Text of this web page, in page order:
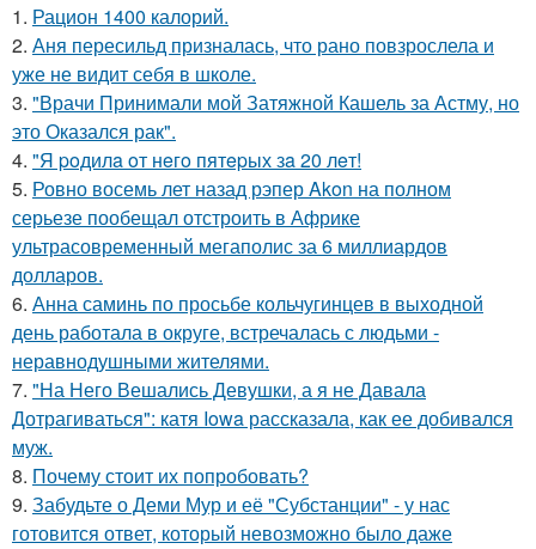
1. Рацион 1400 калорий.
2. Аня пересильд призналась, что рано повзрослела и
уже не видит себя в школе.
3. "Врачи Принимали мой Затяжной Кашель за Астму, но
это Оказался рак".
4. "Я poдилa oт нeгo пятepых зa 20 лeт!
5. Ровно восемь лет назад рэпер Akon на полном
серьезе пообещал отстроить в Африке
ультрасовременный мегаполис за 6 миллиардов
долларов.
6. Анна саминь по просьбе кольчугинцев в выходной
день работала в округе, встречалась с людьми -
неравнодушными жителями.
7. "На Него Вешались Девушки, а я не Давала
Дотрагиваться": катя Iowa рассказала, как ее добивался
муж.
8. Почему стоит их попробовать?
9. Забудьте о Деми Мур и её "Субстанции" - у нас
готовится ответ, который невозможно было даже